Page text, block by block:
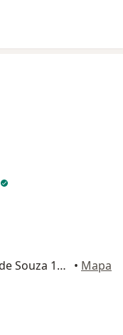
Avenida Doutor José Machado de Souza 120, Salas 406 e 407, Aracaju • Mapa